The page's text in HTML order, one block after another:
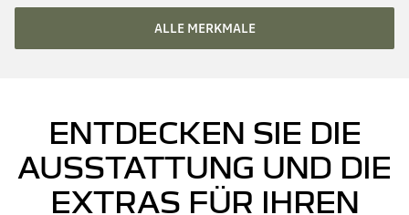
ALLE MERKMALE
ENTDECKEN SIE DIE
AUSSTATTUNG UND DIE
EXTRAS FÜR IHREN